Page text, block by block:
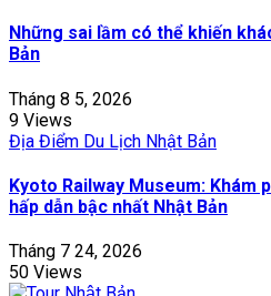
Những sai lầm có thể khiến
Bản
Tháng 8 5, 2026
9 Views
Địa Điểm Du Lịch Nhật Bản
Kyoto Railway Museum: Khám
hấp dẫn bậc nhất Nhật Bản
Tháng 7 24, 2026
50 Views